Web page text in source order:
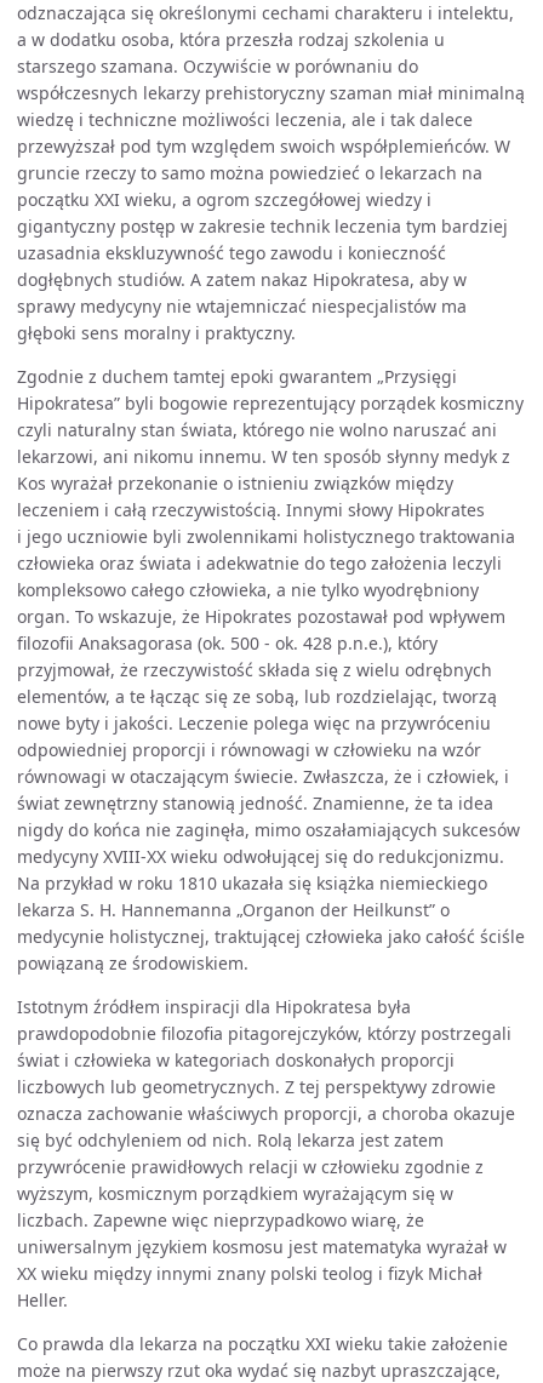
odznaczająca się określonymi cechami charakteru i intelektu,
a w dodatku osoba, która przeszła rodzaj szkolenia u
starszego szamana. Oczywiście w porównaniu do
współczesnych lekarzy prehistoryczny szaman miał minimalną
wiedzę i techniczne możliwości leczenia, ale i tak dalece
przewyższał pod tym względem swoich współplemieńców. W
gruncie rzeczy to samo można powiedzieć o lekarzach na
początku XXI wieku, a ogrom szczegółowej wiedzy i
gigantyczny postęp w zakresie technik leczenia tym bardziej
uzasadnia ekskluzywność tego zawodu i konieczność
dogłębnych studiów. A zatem nakaz Hipokratesa, aby w
sprawy medycyny nie wtajemniczać niespecjalistów ma
głęboki sens moralny i praktyczny.
Zgodnie z duchem tamtej epoki gwarantem „Przysięgi
Hipokratesa” byli bogowie reprezentujący porządek kosmiczny
czyli naturalny stan świata, którego nie wolno naruszać ani
lekarzowi, ani nikomu innemu. W ten sposób słynny medyk z
Kos wyrażał przekonanie o istnieniu związków między
leczeniem i całą rzeczywistością. Innymi słowy Hipokrates
i jego uczniowie byli zwolennikami holistycznego traktowania
człowieka oraz świata i adekwatnie do tego założenia leczyli
kompleksowo całego człowieka, a nie tylko wyodrębniony
organ. To wskazuje, że Hipokrates pozostawał pod wpływem
filozofii Anaksagorasa (ok. 500 - ok. 428 p.n.e.), który
przyjmował, że rzeczywistość składa się z wielu odrębnych
elementów, a te łącząc się ze sobą, lub rozdzielając, tworzą
nowe byty i jakości. Leczenie polega więc na przywróceniu
odpowiedniej proporcji i równowagi w człowieku na wzór
równowagi w otaczającym świecie. Zwłaszcza, że i człowiek, i
świat zewnętrzny stanowią jedność. Znamienne, że ta idea
nigdy do końca nie zaginęła, mimo oszałamiających sukcesów
medycyny XVIII-XX wieku odwołującej się do redukcjonizmu.
Na przykład w roku 1810 ukazała się książka niemieckiego
lekarza S. H. Hannemanna „Organon der Heilkunst” o
medycynie holistycznej, traktującej człowieka jako całość ściśle
powiązaną ze środowiskiem.
Istotnym źródłem inspiracji dla Hipokratesa była
prawdopodobnie filozofia pitagorejczyków, którzy postrzegali
świat i człowieka w kategoriach doskonałych proporcji
liczbowych lub geometrycznych. Z tej perspektywy zdrowie
oznacza zachowanie właściwych proporcji, a choroba okazuje
się być odchyleniem od nich. Rolą lekarza jest zatem
przywrócenie prawidłowych relacji w człowieku zgodnie z
wyższym, kosmicznym porządkiem wyrażającym się w
liczbach. Zapewne więc nieprzypadkowo wiarę, że
uniwersalnym językiem kosmosu jest matematyka wyrażał w
XX wieku między innymi znany polski teolog i fizyk Michał
Heller.
Co prawda dla lekarza na początku XXI wieku takie założenie
może na pierwszy rzut oka wydać się nazbyt upraszczające,